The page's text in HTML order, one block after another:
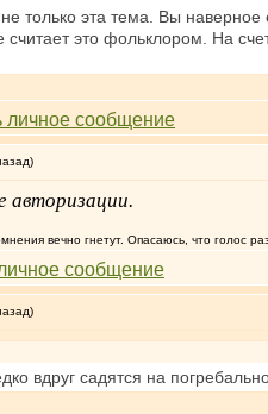
только эта тема. Вы
считает это фольклором. На
авторизации.
вечно гнетут. Опасаюсь, что
вдруг садятся на